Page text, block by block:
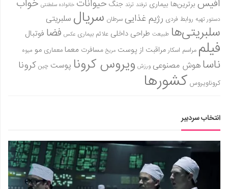
آفیس برترین‌ها بیماری ترفند ترند جنگ حیوانات خانواده سلطنتی خواب
دستور تهیه روابط فردی رژیم غذاییسرطان سریال سلبریتی
سلبریتی‌ها طبیعت طراحی داخلی علائم بیماری عکس فضا فوتبال
فیلم مراسم اسکارمراقبت از پوست مریخ مسافرت معمامعماری مو میوه
ناساهوش مصنوعی ورزش ویروس کرونا پوست چین کرونا
کروناویروس کشورها
انتخاب سردبیر